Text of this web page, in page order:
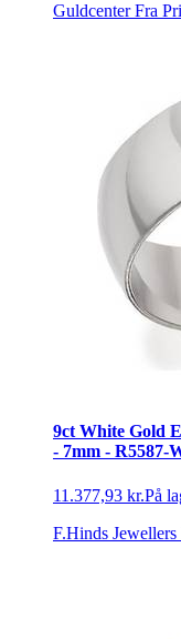
Guldcenter Fra
9ct White Gold
- 7mm - R5587-
11.377,93 kr.På
F.Hinds Jewellers